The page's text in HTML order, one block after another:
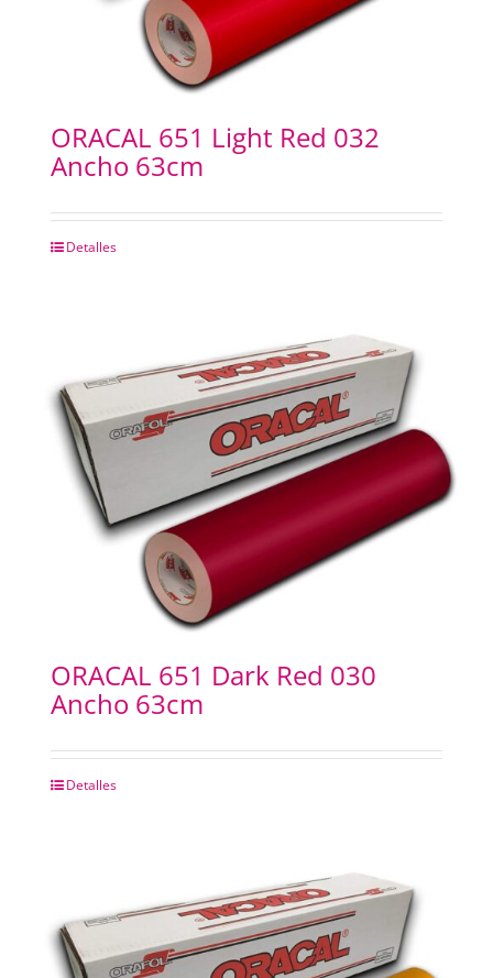
ORACAL 651 Light Red 032
Ancho 63cm
Detalles
ORACAL 651 Dark Red 030
Ancho 63cm
Detalles